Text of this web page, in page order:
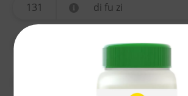
131 di fu zi
yi mu cao
ting li zi